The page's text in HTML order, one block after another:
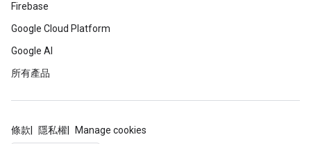
Firebase
Google Cloud Platform
Google AI
所有產品
條款 隱私權 Manage cookies